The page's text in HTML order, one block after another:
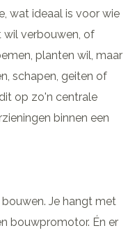
wat ideaal is voor wie
wil verbouwen, of
planten wil, maar
schapen, geiten of
op zo'n centrale
binnen een
Je hangt met
bouwpromotor. Én er